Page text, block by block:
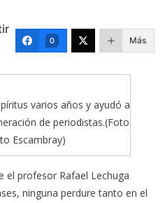
0 Más
varios años y ayudó a
de periodistas.(Foto
Escambray)
el profesor Rafael Lechuga
ninguna perdure tanto en el